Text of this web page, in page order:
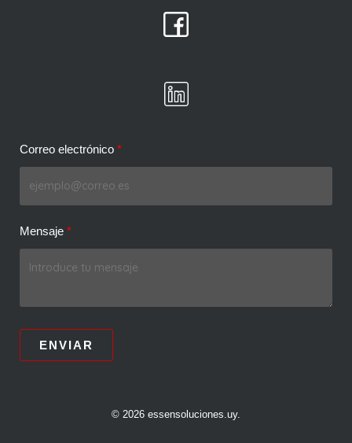
Correo electrónico
Mensaje
ENVIAR
© 2026 essensoluciones.uy.